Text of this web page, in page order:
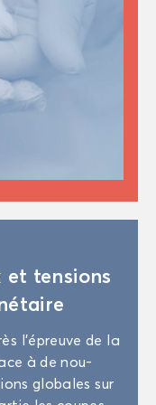
et ten­sions
l’épreuve de la
à de nou­
glo­bales sur